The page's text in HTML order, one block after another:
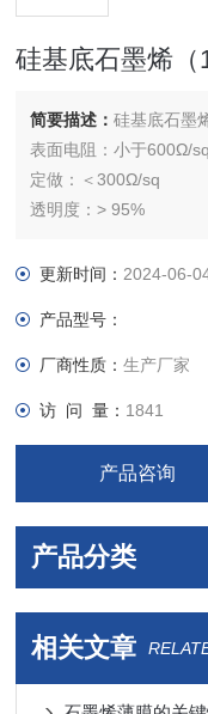
硅基底石墨烯（
简要描述：硅基底石墨
表面电阻：小于600Ω/sq
定做：＜300Ω/sq
透明度：> 95%
1）采用化学气相沉积
更新时间： 2024-06-
产品型号：
厂商性质：生产厂家
访 问 量： 1841
产品咨询
产品分类
相关文章